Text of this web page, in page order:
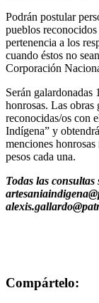
Podrán postular
pueblos
pertenencia a los
cuando éstos no
Corporación
Serán galardonadas
honrosas. Las obras
reconocidas/os con
Indígena” y
menciones
pesos cada una.
Todas las
Compártelo: